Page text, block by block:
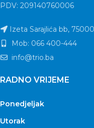
PDV: 209140760006
Izeta Sarajlića bb,
Mob: 066 400-444
info@trio.ba
RADNO VRIJEME
Ponedjeljak
Utorak